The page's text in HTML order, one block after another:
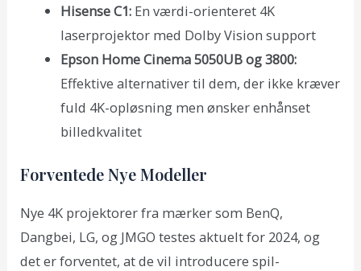
Hisense C1:En værdi-orienteret 4K
laserprojektor med Dolby Vision support
Epson Home Cinema 5050UB og 3800:
Effektive alternativer til dem, der ikke kræver
fuld 4K-opløsning men ønsker enhånset
billedkvalitet
Forventede Nye Modeller
Nye 4K projektorer fra mærker som BenQ,
Dangbei, LG, og JMGO testes aktuelt for 2024, og
det er forventet, at de vil introducere spil-